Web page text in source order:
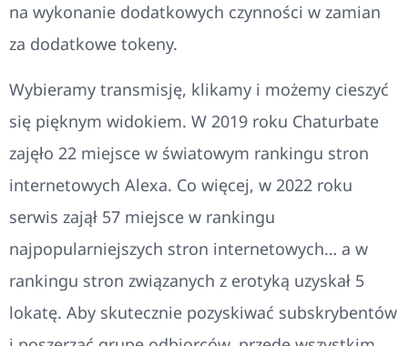
na wykonanie dodatkowych czynności w zamian
za dodatkowe tokeny.
Wybieramy transmisję, klikamy i możemy cieszyć
się pięknym widokiem. W 2019 roku Chaturbate
zajęło 22 miejsce w światowym rankingu stron
internetowych Alexa. Co więcej, w 2022 roku
serwis zajął 57 miejsce w rankingu
najpopularniejszych stron internetowych… a w
rankingu stron związanych z erotyką uzyskał 5
lokatę. Aby skutecznie pozyskiwać subskrybentów